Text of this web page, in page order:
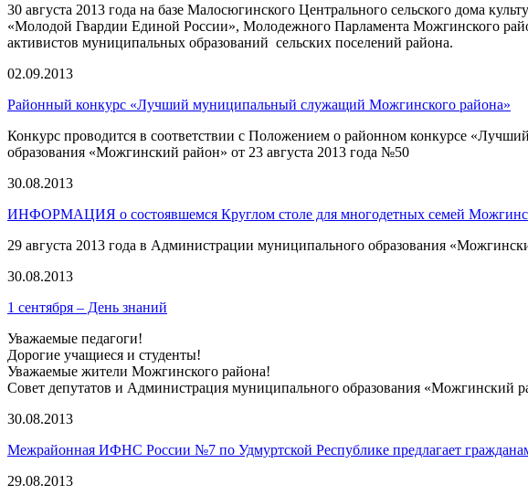
30 августа 2013 года на базе Малосюгинского Центрального сельского дома
«Молодой Гвардии Единой России», Молодежного Парламента Можгинского
активистов муниципальных образований сельских поселений района.
02.09.2013
Районный конкурс «Лучший муниципальный служащий Можгинского района»
Конкурс проводится в соответствии с Положением о районном конкурсе
образования «Можгинский район» от 23 августа 2013 года №50
30.08.2013
ИНФОРМАЦИЯ о состоявшемся Круглом столе для многодетных семей
29 августа 2013 года в Администрации муниципального образования
30.08.2013
1 сентября – День знаний
Уважаемые педагоги!
Дорогие учащиеся и студенты!
Уважаемые жители Можгинского района!
Совет депутатов и Администрация муниципального образования
30.08.2013
Межрайонная ИФНС России №7 по Удмуртской Республике предлагает
29.08.2013